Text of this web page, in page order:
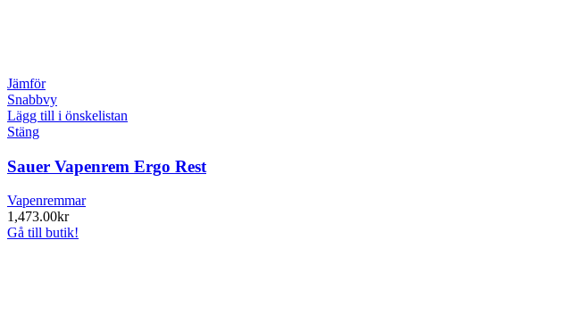
Jämför
Snabbvy
Lägg till i önskelistan
Stäng
Sauer Vapenrem Ergo Rest
Vapenremmar
1,473.00kr
Gå till butik!